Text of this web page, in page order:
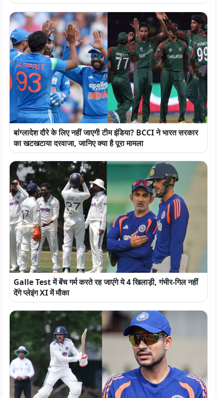
बांग्लादेश दौरे के लिए नहीं जाएगी टीम इंडिया? BCCI ने भारत सरकार
का खटखटाया दरवाजा, जानिए क्या है पूरा मामला
Galle Test में बेंच गर्म करते रह जाएंगे ये 4 खिलाड़ी, गंभीर-गिल नहीं
देंगे प्लेइंग XI में मौका